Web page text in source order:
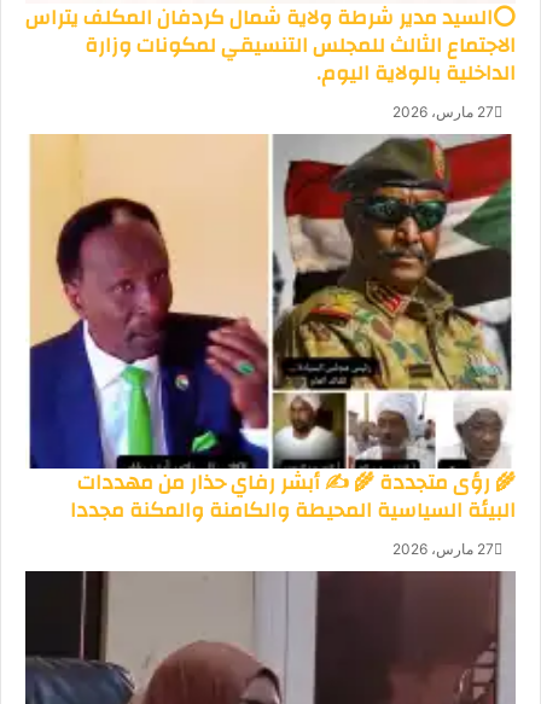
⭕السيد مدير شرطة ولاية شمال كردفان المكلف يتراس
الاجتماع الثالث للمجلس التنسيقي لمكونات وزارة
الداخلية بالولاية اليوم.
27 مارس، 2026
🌾 رؤى متجددة 🌾 ✍️ أبشر رفاي حذار من مهددات
البيئة السياسية المحيطة والكامنة والمكنة مجددا
27 مارس، 2026